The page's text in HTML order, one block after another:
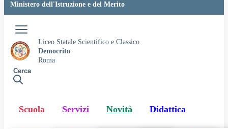
Ministero dell'Istruzione e del Merito
Liceo Statale Scientifico e Classico
Democrito
Roma
Cerca
Scuola Servizi Novità Didattica